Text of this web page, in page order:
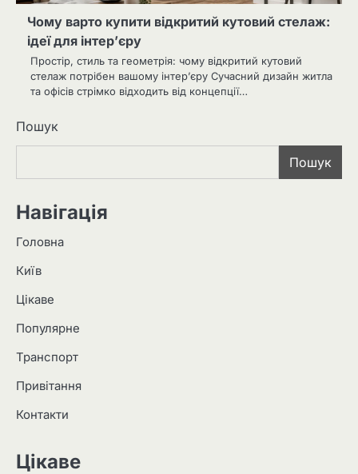
Чому варто купити відкритий кутовий стелаж:
ідеї для інтер’єру
Простір, стиль та геометрія: чому відкритий кутовий
стелаж потрібен вашому інтер’єру Сучасний дизайн житла
та офісів стрімко відходить від концепції…
Пошук
Пошук
Навігація
Головна
Київ
Цікаве
Популярне
Транспорт
Привітання
Контакти
Цікаве